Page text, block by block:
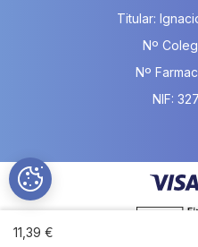
11,39 €
Titular:
Nº
Nº
NIF: